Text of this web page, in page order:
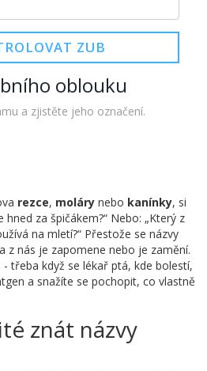
ZUB
oblouku
a zjistěte jeho označení.
rezce, moláry nebo kanínky, si
za špičákem?“ Nebo: „Který z
na mletí?“ Přestože se názvy
z nás je zapomene nebo je zamění.
třeba když se lékař ptá, kde bolestí,
a snažíte se pochopit, co vlastně
znát názvy